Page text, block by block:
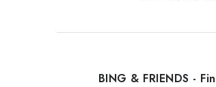
BING & FRIENDS -